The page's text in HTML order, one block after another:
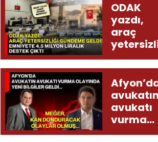
ODAK
yazdı,
araç
geldi!
4,5
liralık
destek
avukatın
avukatı
vurma
olayında